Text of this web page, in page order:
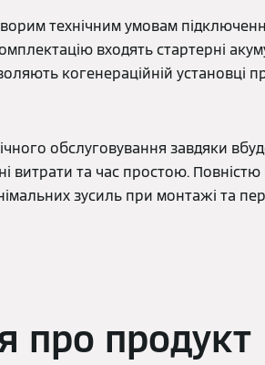
технічним умовам
входять стартерні
когенераційній установці
обслуговування завдяки
витрати та час простою. Повністю
зусиль при монтажі та
про продукт